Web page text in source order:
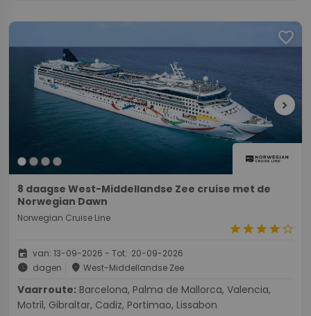
favorite
chevron_right
8 daagse West-Middellandse Zee cruise met de
Norwegian Dawn
Norwegian Cruise Line
starstarstarstarstar_border
event van: 13-09-2026 - Tot: 20-09-2026
schedule dagen place West-Middellandse Zee
Vaarroute:
Motril, Gibraltar, Cadiz, Portimao, Lissabon